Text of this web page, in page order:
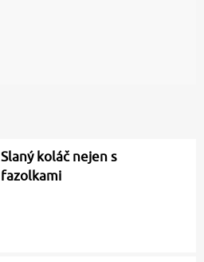
Slaný koláč nejen s
fazolkami